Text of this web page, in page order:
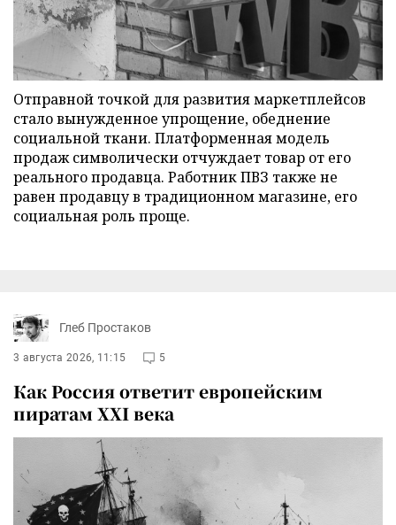
Отправной точкой для развития маркетплейсов
стало вынужденное упрощение, обеднение
социальной ткани. Платформенная модель
продаж символически отчуждает товар от его
реального продавца. Работник ПВЗ также не
равен продавцу в традиционном магазине, его
социальная роль проще.
Глеб Простаков
3 августа 2026, 11:15 5
Как Россия ответит европейским
пиратам XXI века